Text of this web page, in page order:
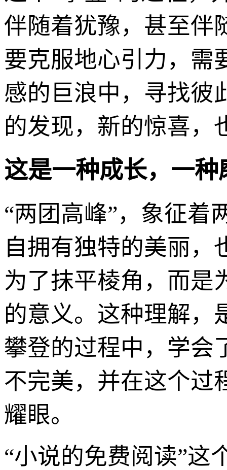
伴随着犹豫，甚至伴
要克服地心引力，需
感的巨浪中，寻找彼
的发现，新的惊喜，
这是一种成长，一
“两团高峰”，象征着
自拥有独特的美丽，
为了抹平棱角，而是
的意义。这种理解，
攀登的过程中，学会
不完美，并在这个过
耀眼。
“小说的免费阅读”这